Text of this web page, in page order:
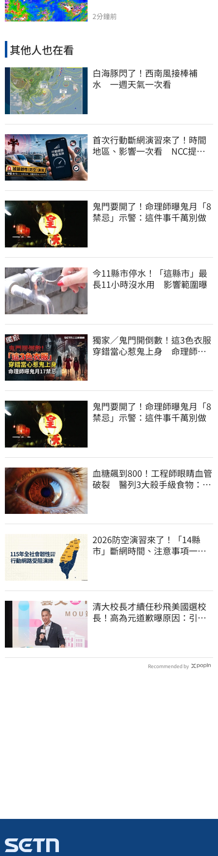
2分鐘前
其他人也在看
白海豚閃了！西南風接棒補
水 一週天氣一次看
首次行動斷網演習來了！時間
地區、影響一次看 NCC提醒
鬼門要開了！命理師曝鬼月「8
禁忌」示警：這件事千萬別做
今11縣市停水！「這縣市」最
長11小時沒水用 影響範圍曝
獨家／鬼門開倒數！這3色衣服
穿錯當心惹鬼上身 命理師曝
鬼門要開了！命理師曝鬼月「8
禁忌」示警：這件事千萬別做
血糖飆到800！工程師眼睛血管
破裂 醫列3大殺手級食物：很
2026防空演習來了！「14縣
市」斷網時間、注意事項一次
清大校長才續任秒飛美國選校
長！高為元道歉曝原因：引起
Recommended by